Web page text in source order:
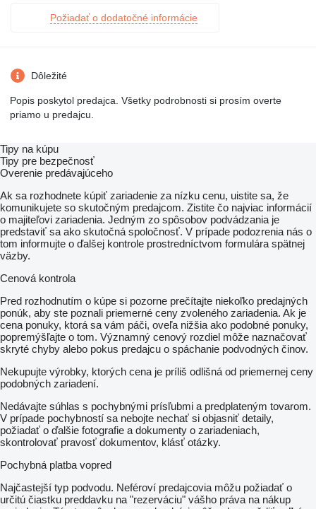
Požiadať o dodatočné informácie
Dôležité
Popis poskytol predajca. Všetky podrobnosti si prosím overte
priamo u predajcu.
Tipy na kúpu
Tipy pre bezpečnosť
Overenie predávajúceho
Ak sa rozhodnete kúpiť zariadenie za nízku cenu, uistite sa, že
komunikujete so skutočným predajcom. Zistite čo najviac informácií
o majiteľovi zariadenia. Jedným zo spôsobov podvádzania je
predstaviť sa ako skutočná spoločnosť. V prípade podozrenia nás o
tom informujte o ďalšej kontrole prostredníctvom formulára spätnej
väzby.
Cenová kontrola
Pred rozhodnutím o kúpe si pozorne prečítajte niekoľko predajných
ponúk, aby ste poznali priemerné ceny zvoleného zariadenia. Ak je
cena ponuky, ktorá sa vám páči, oveľa nižšia ako podobné ponuky,
popremýšľajte o tom. Významný cenový rozdiel môže naznačovať
skryté chyby alebo pokus predajcu o spáchanie podvodných činov.
Nekupujte výrobky, ktorých cena je príliš odlišná od priemernej ceny
podobných zariadení.
Nedávajte súhlas s pochybnými prísľubmi a predplateným tovarom.
V prípade pochybností sa nebojte nechať si objasniť detaily,
požiadať o ďalšie fotografie a dokumenty o zariadeniach,
skontrolovať pravosť dokumentov, klásť otázky.
Pochybná platba vopred
Najčastejší typ podvodu. Neféroví predajcovia môžu požiadať o
určitú čiastku preddavku na "rezerváciu" vášho práva na nákup